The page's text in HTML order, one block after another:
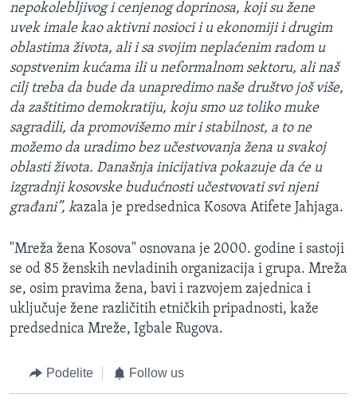
nepokolebljivog i cenjenog doprinosa, koji su žene
uvek imale kao aktivni nosioci i u ekonomiji i drugim
oblastima života, ali i sa svojim neplaćenim radom u
sopstvenim kućama ili u neformalnom sektoru, ali naš
cilj treba da bude da unapredimo naše društvo još više,
da zaštitimo demokratiju, koju smo uz toliko muke
sagradili, da promovišemo mir i stabilnost, a to ne
možemo da uradimo bez učestvovanja žena u svakoj
oblasti života. Današnja inicijativa pokazuje da će u
izgradnji kosovske budućnosti učestvovati svi njeni
građani”, kazala je predsednica Kosova Atifete Jahjaga.
"Mreža žena Kosova" osnovana je 2000. godine i sastoji
se od 85 ženskih nevladinih organizacija i grupa. Mreža
se, osim pravima žena, bavi i razvojem zajednica i
uključuje žene različitih etničkih pripadnosti, kaže
predsednica Mreže, Igbale Rugova.
Podelite Follow us